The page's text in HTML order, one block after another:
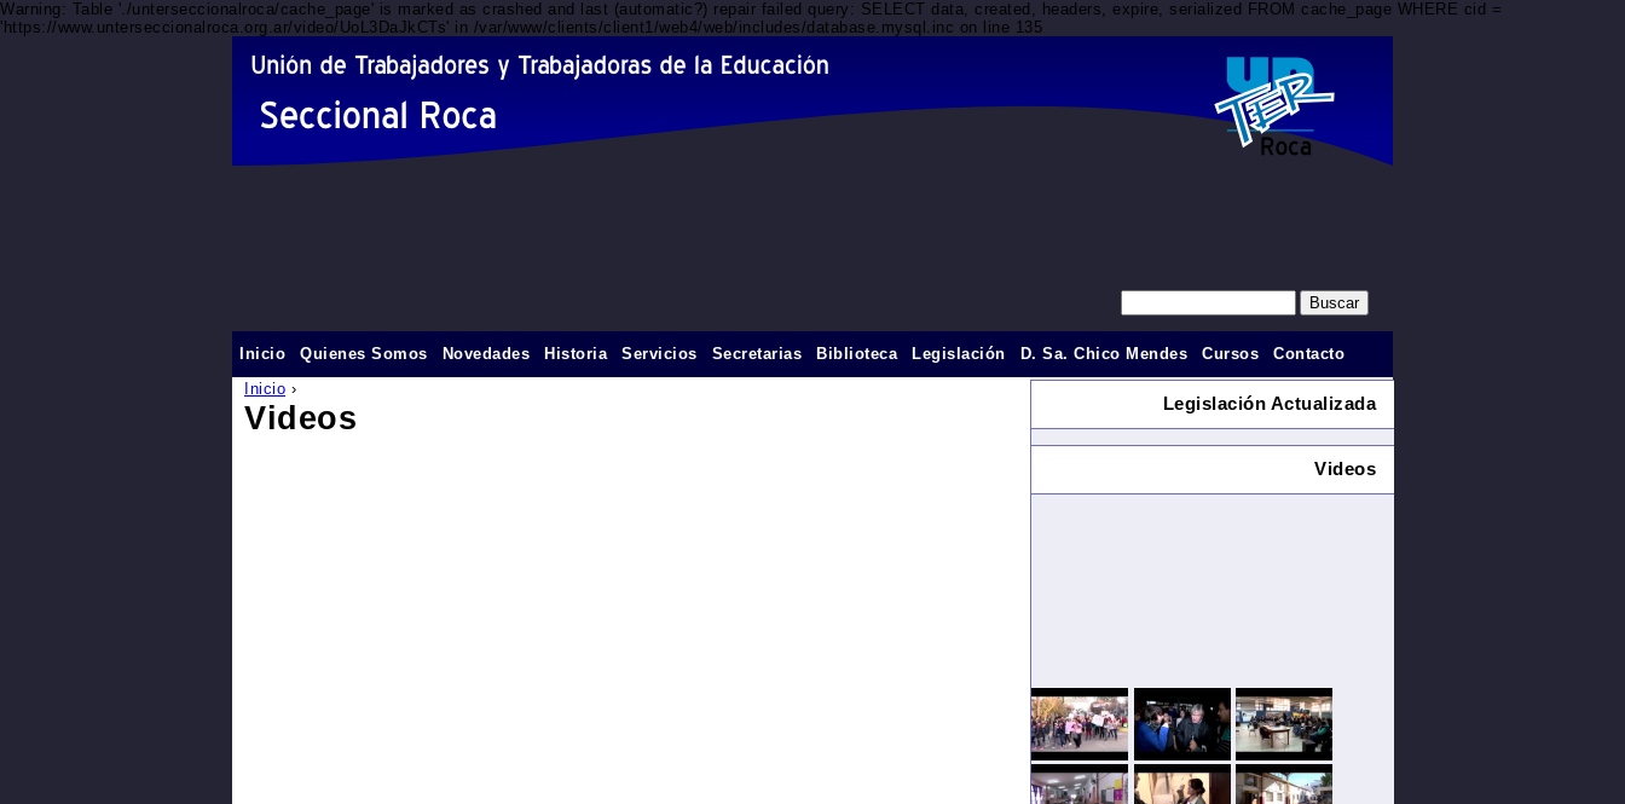
Warning: Table './unterseccionalroca/cache_page' is marked as crashed and last (automatic?) repair failed query: SELECT data, created, headers, expire, serialized FROM cache_page WHERE cid =
'https://www.unterseccionalroca.org.ar/video/UoL3DaJkCTs' in /var/www/clients/client1/web4/web/includes/database.mysql.inc on line 135
Inicio ›
Videos
Inicio Quienes Somos Novedades Historia Servicios Secretarias Biblioteca Legislación D. Sa. Chico Mendes Cursos Contacto
Legislación Actualizada
Videos